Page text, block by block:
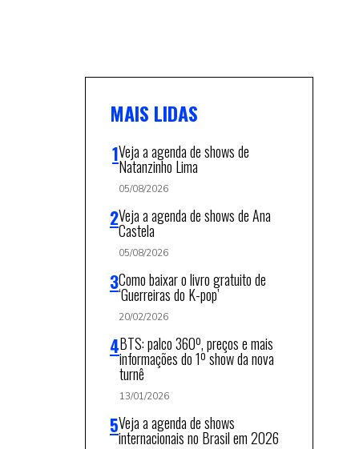
MAIS LIDAS
Veja a agenda de shows de
Natanzinho Lima
05/08/2026
Veja a agenda de shows de Ana
Castela
05/08/2026
Como baixar o livro gratuito de
‘Guerreiras do K-pop’
20/02/2026
BTS: palco 360º, preços e mais
informações do 1º show da nova
turnê
13/01/2026
Veja a agenda de shows
internacionais no Brasil em 2026